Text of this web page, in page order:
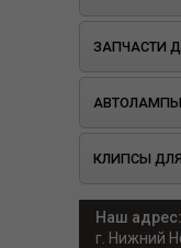
ЗАПЧАСТИ
АВТОЛАМПЫ
КЛИПСЫ
Наш адрес:
г. Нижний